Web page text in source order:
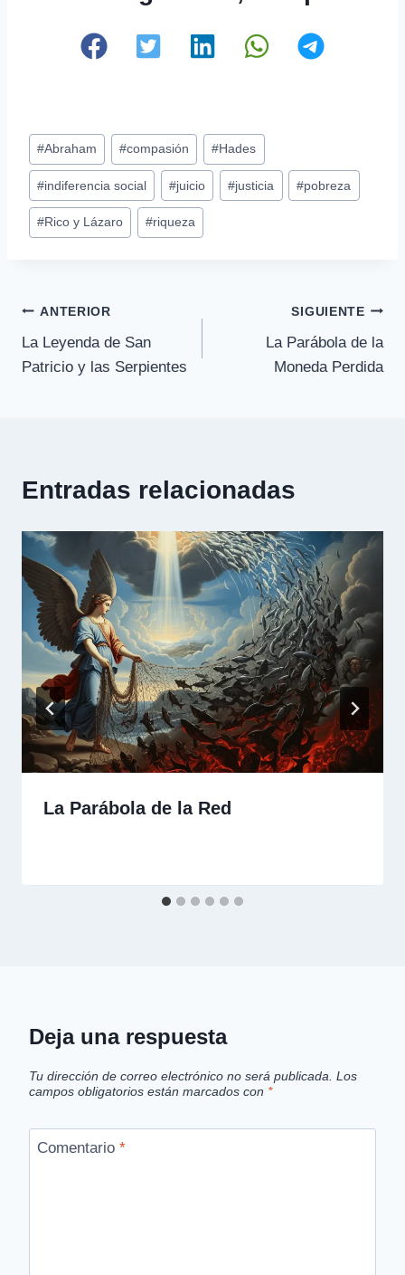
Etiquetas
de
la
entrada:
#Abraham #compasión #Hades
#indiferencia social #juicio #justicia #pobreza
#Rico y Lázaro #riqueza
Navegación
de
ANTERIOR
La Leyenda de San
Patricio y las Serpientes
SIGUIENTE
La Parábola de la
Moneda Perdida
Entradas relacionadas
La Parábola de la Red
Deja una respuesta
Tu dirección de correo electrónico no será publicada. Los
campos obligatorios están marcados con *
Comentario *